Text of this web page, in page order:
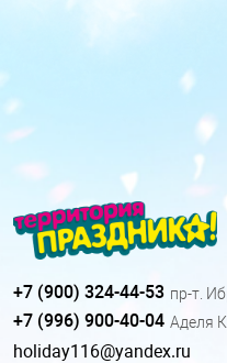
+7 (900) 324-44-53 пр-т.
+7 (996) 900-40-04 Аделя
holiday116@yandex.ru